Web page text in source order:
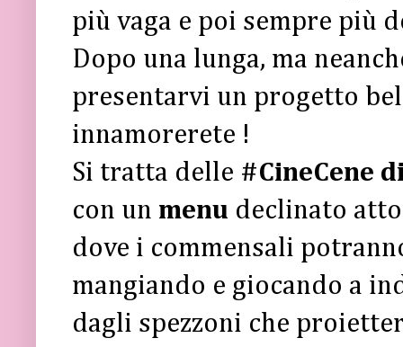
più vaga e poi sempre più
Dopo una lunga, ma
presentarvi un progetto
innamorerete !
Si tratta delle #CineCene
con un menu declinato
dove i commensali
mangiando e giocando a
dagli spezzoni che